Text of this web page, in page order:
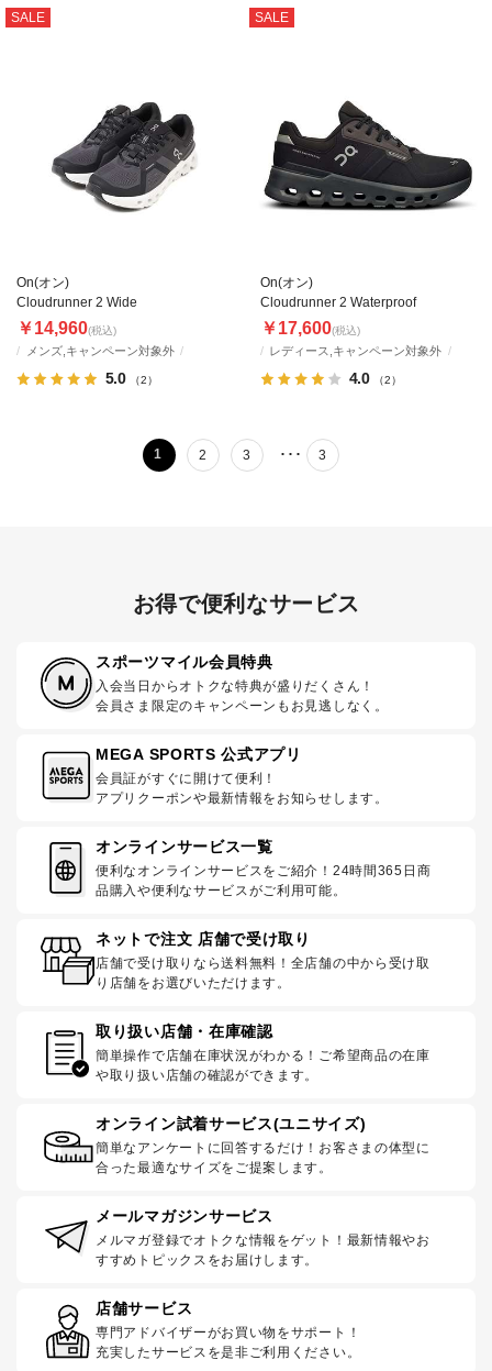
SALE
メンズ,キャンペーン対象外
5.0 （2）
On(オン)
Cloudrunner 2 Wide
￥14,960(税込)
SALE
レディース,キャンペーン対象外
4.0 （2）
On(オン)
Cloudrunner 2 Waterproof
￥17,600(税込)
1 2 3 ･･･ 3
お得で便利なサービス
スポーツマイル会員特典
入会当日からオトクな特典が盛りだくさん！
会員さま限定のキャンペーンもお見逃しなく。
MEGA SPORTS 公式アプリ
会員証がすぐに開けて便利！
アプリクーポンや最新情報をお知らせします。
オンラインサービス一覧
便利なオンラインサービスをご紹介！24時間365日商
品購入や便利なサービスがご利用可能。
ネットで注文 店舗で受け取り
店舗で受け取りなら送料無料！全店舗の中から受け取
り店舗をお選びいただけます。
取り扱い店舗・在庫確認
簡単操作で店舗在庫状況がわかる！ご希望商品の在庫
や取り扱い店舗の確認ができます。
オンライン試着サービス(ユニサイズ)
簡単なアンケートに回答するだけ！お客さまの体型に
合った最適なサイズをご提案します。
メールマガジンサービス
メルマガ登録でオトクな情報をゲット！最新情報やお
すすめトピックスをお届けします。
店舗サービス
専門アドバイザーがお買い物をサポート！
充実したサービスを是非ご利用ください。